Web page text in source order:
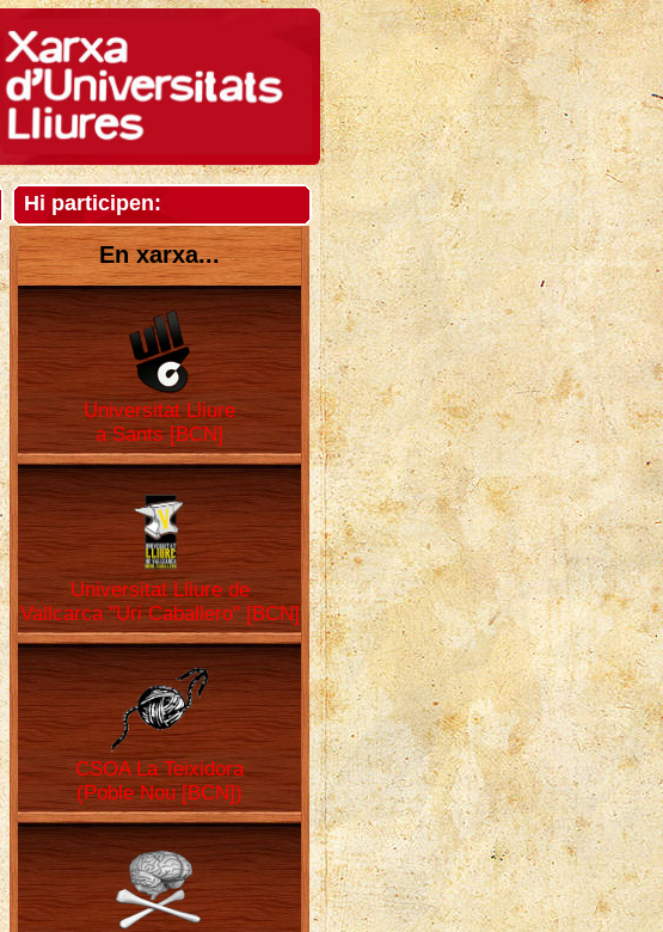
Hi participen:
En xarxa...
Universitat Lliure
a Sants [BCN]
Universitat Lliure de
Vallcarca "Uri Caballero" [BCN]
CSOA La Teixidora
(Poble Nou [BCN])